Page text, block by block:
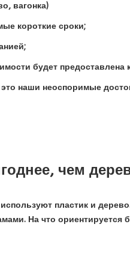
вагонка)
короткие сроки;
будет предоставлена
это наши неоспоримые
чем
пластик и
На что ориентируется